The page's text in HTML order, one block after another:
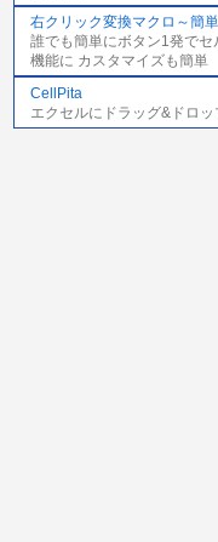
右クリック変換マクロ～簡
誰でも簡単にボタン1発で
機能に カスタマイズも簡単
CellPita
エクセルにドラッグ&ドロ